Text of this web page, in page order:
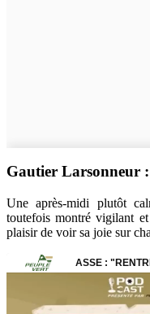
Gautier Larsonneur
Une après-midi plutôt
toutefois montré vigilant
plaisir de voir sa joie sur